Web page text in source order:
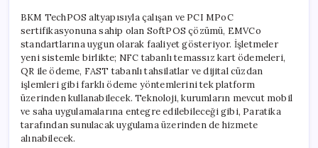
BKM TechPOS altyapısıyla çalışan ve PCI MPoC
sertifikasyonuna sahip olan SoftPOS çözümü, EMVCo
standartlarına uygun olarak faaliyet gösteriyor. İşletmeler
yeni sistemle birlikte; NFC tabanlı temassız kart ödemeleri,
QR ile ödeme, FAST tabanlı tahsilatlar ve dijital cüzdan
işlemleri gibi farklı ödeme yöntemlerini tek platform
üzerinden kullanabilecek. Teknoloji, kurumların mevcut mobil
ve saha uygulamalarına entegre edilebileceği gibi, Paratika
tarafından sunulacak uygulama üzerinden de hizmete
alınabilecek.